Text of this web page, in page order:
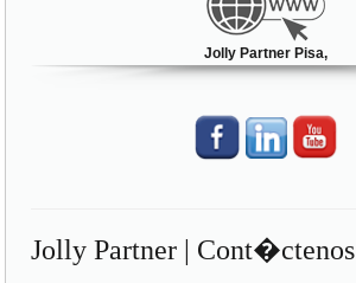
Jolly Partner Pisa,
Jolly Partner | Cont�ctenos